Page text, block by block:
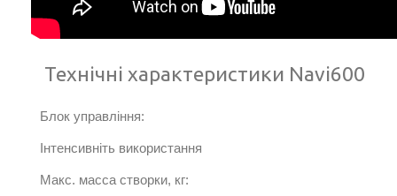
Технічні характеристики Navi600
Блок управління:
Інтенсивніть використання
Макс. масса створки, кг: